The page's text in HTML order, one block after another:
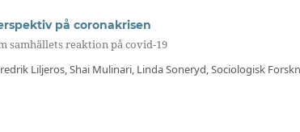
på coronakrisen
samhällets reaktion på covid-19
Liljeros, Shai Mulinari, Linda Soneryd, Sociologisk